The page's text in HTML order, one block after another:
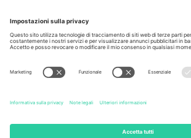
Ticombo Italia
Mimi Balkanska 132, 1540, Sofia,
base alla località, all'evento e/o al dominio. Per
pagina specifica dell'evento, l'impronta e i